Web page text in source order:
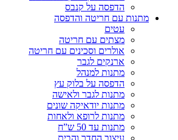
הדפסה על קנבס
מתנות עם חריטה והדפסה
עטים
מצתים עם חריטה
אולרים וסכינים עם חריטה
ארנקים לגבר
מתנות למנהל
הדפסה על בלוק עץ
מתנות לגבר ולאישה
מתנות יודאיקה שונים
מתנות לרופא ולאחות
מתנות עד 50 ש”ח
עיצוב החדר והבית